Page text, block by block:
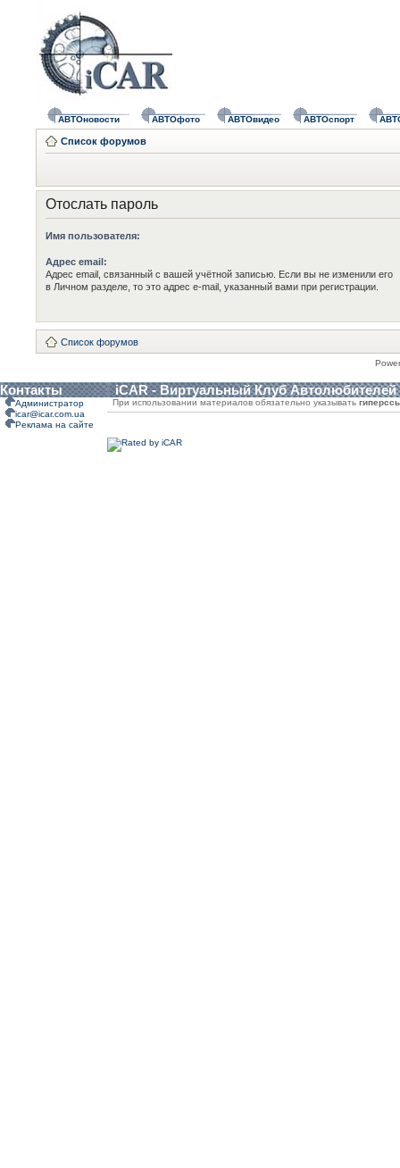
АВТОновости АВТОфото АВТОвидео АВТОспорт
Список форумов
Отослать пароль
Имя пользователя:
Адрес email:
Адрес email, связанный с вашей учётной записью. Если вы не изменили его
в Личном разделе, то это адрес e-mail, указанный вами при регистрации.
Список форумов
Контакты iCAR - Виртуальный Клуб Автолюбителей
Администратор
icar@icar.com.ua
Реклама на сайте
При использовании материалов обязательно указывать